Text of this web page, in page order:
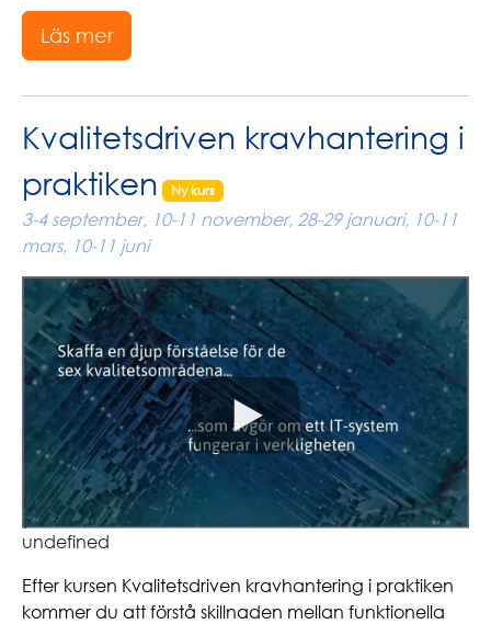
Läs mer
Kvalitetsdriven kravhantering i
praktiken
Ny kurs
3-4 september, 10-11 november, 28-29 januari, 10-11
mars, 10-11 juni
undefined
Efter kursen Kvalitetsdriven kravhantering i praktiken
kommer du att förstå skillnaden mellan funktionella